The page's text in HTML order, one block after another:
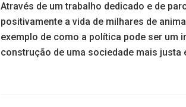
Através de um trabalho dedicado e de
positivamente a vida de milhares de
exemplo de como a política pode ser um
construção de uma sociedade mais justa